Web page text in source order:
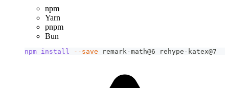
npm
Yarn
pnpm
Bun
npm install --save remark-math@6 rehype-katex@7